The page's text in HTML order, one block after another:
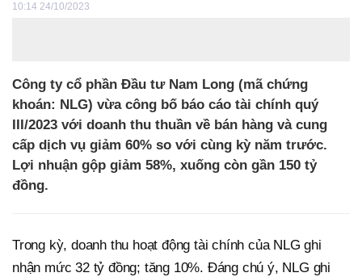
10:14 24/10/2023
Công ty cổ phần Đầu tư Nam Long (mã chứng
khoán: NLG) vừa công bố báo cáo tài chính quý
III/2023 với doanh thu thuần về bán hàng và cung
cấp dịch vụ giảm 60% so với cùng kỳ năm trước.
Lợi nhuận gộp giảm 58%, xuống còn gần 150 tỷ
đồng.
Trong kỳ, doanh thu hoạt động tài chính của NLG ghi
nhận mức 32 tỷ đồng; tăng 10%. Đáng chú ý, NLG ghi